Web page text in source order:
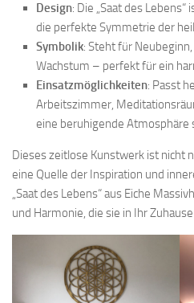
Design: Die „Saat des
die perfekte Symmetrie der
Symbolik: Steht für
Wachstum – perfekt für ein
Einsatzmöglichkeiten: Passt
Arbeitszimmer,
eine beruhigende Atmosphäre
Dieses zeitlose Kunstwerk ist nicht
eine Quelle der Inspiration und
„Saat des Lebens“ aus Eiche
und Harmonie, die sie in Ihr